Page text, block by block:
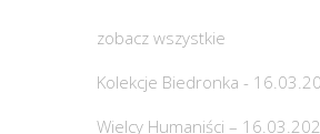
zobacz wszystkie
Kolekcje Biedronka -
Wielcy Humaniści –